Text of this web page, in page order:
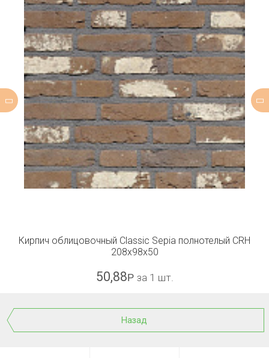
Кирпич облицовочный Classic Sepia полнотелый CRH
208x98x50
50,88Р за 1 шт.
Назад